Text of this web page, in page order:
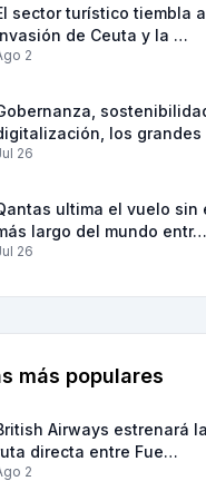
sector turístico tiembla
de Ceuta y la …
2
los
26
ultima el vuelo sin
largo del mundo entr…
26
más populares
Airways estrenará
directa entre Fue…
2